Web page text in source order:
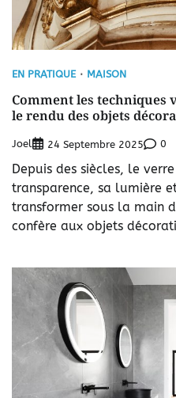
EN PRATIQUE MAISON
Comment les techniques
le rendu des objets
Joel 24 Septembre 2025 0
Depuis des siècles, le
transparence, sa lumière
transformer sous la main
confère aux objets